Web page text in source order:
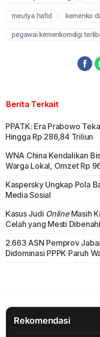
meutya hafid kemenko
pegawai kemenkomdigi
Berita Terkait
PPATK: Era Prabowo
Hingga Rp 286,84 Triliun
WNA China Kendalikan
Warga Lokal, Omzet Rp
Kaspersky Ungkap Pola
Media Sosial
Kasus Judi OnlineMasih
Celah yang Mesti Dibenahi
2.663 ASN Pemprov
Didominasi PPPK Paruh
Rekomendasi